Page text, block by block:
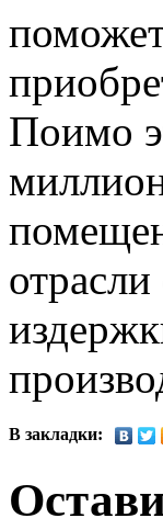
Поимо
В закладки: